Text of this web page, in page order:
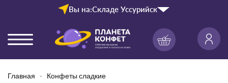
Вы на:Складе Уссурийск
Главная Конфеты сладкие